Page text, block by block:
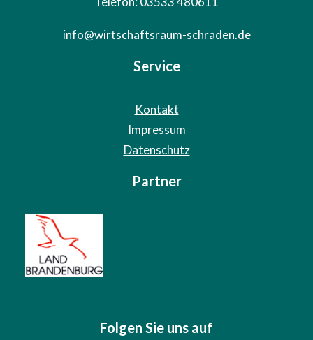
info@wirtschaftsraum-schraden.de
Service
Kontakt
Impressum
Datenschutz
Partner
Folgen Sie uns auf